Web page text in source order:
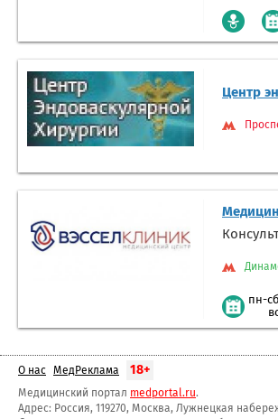
Центр
пн-сб
О нас МедРеклама 18+
Медицинский портал medportal.ru.
Адрес: Россия, 119270, Москва, Лужнецкая